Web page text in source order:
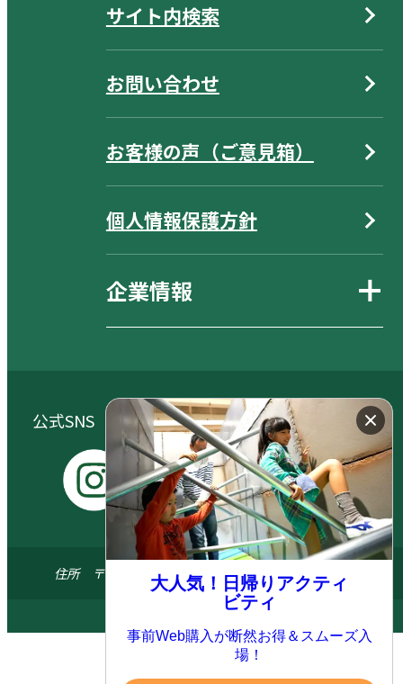
サイト内検索
お問い合わせ
お客様の声（ご意見箱）
個人情報保護方針
企業情報
公式SNS（大自然阿蘇健康の森／阿蘇元気の森）
s
g
Y
o
u
t
b
X
F
a
c
e
o
k
住所 〒869-1404 熊本県阿蘇郡南阿蘇村河陽5579-3
© 2024 ASO FARM LAND All.right reserved
大人気！日帰りアクティ
ビティ
事前Web購入が断然お得＆スムーズ入
場！